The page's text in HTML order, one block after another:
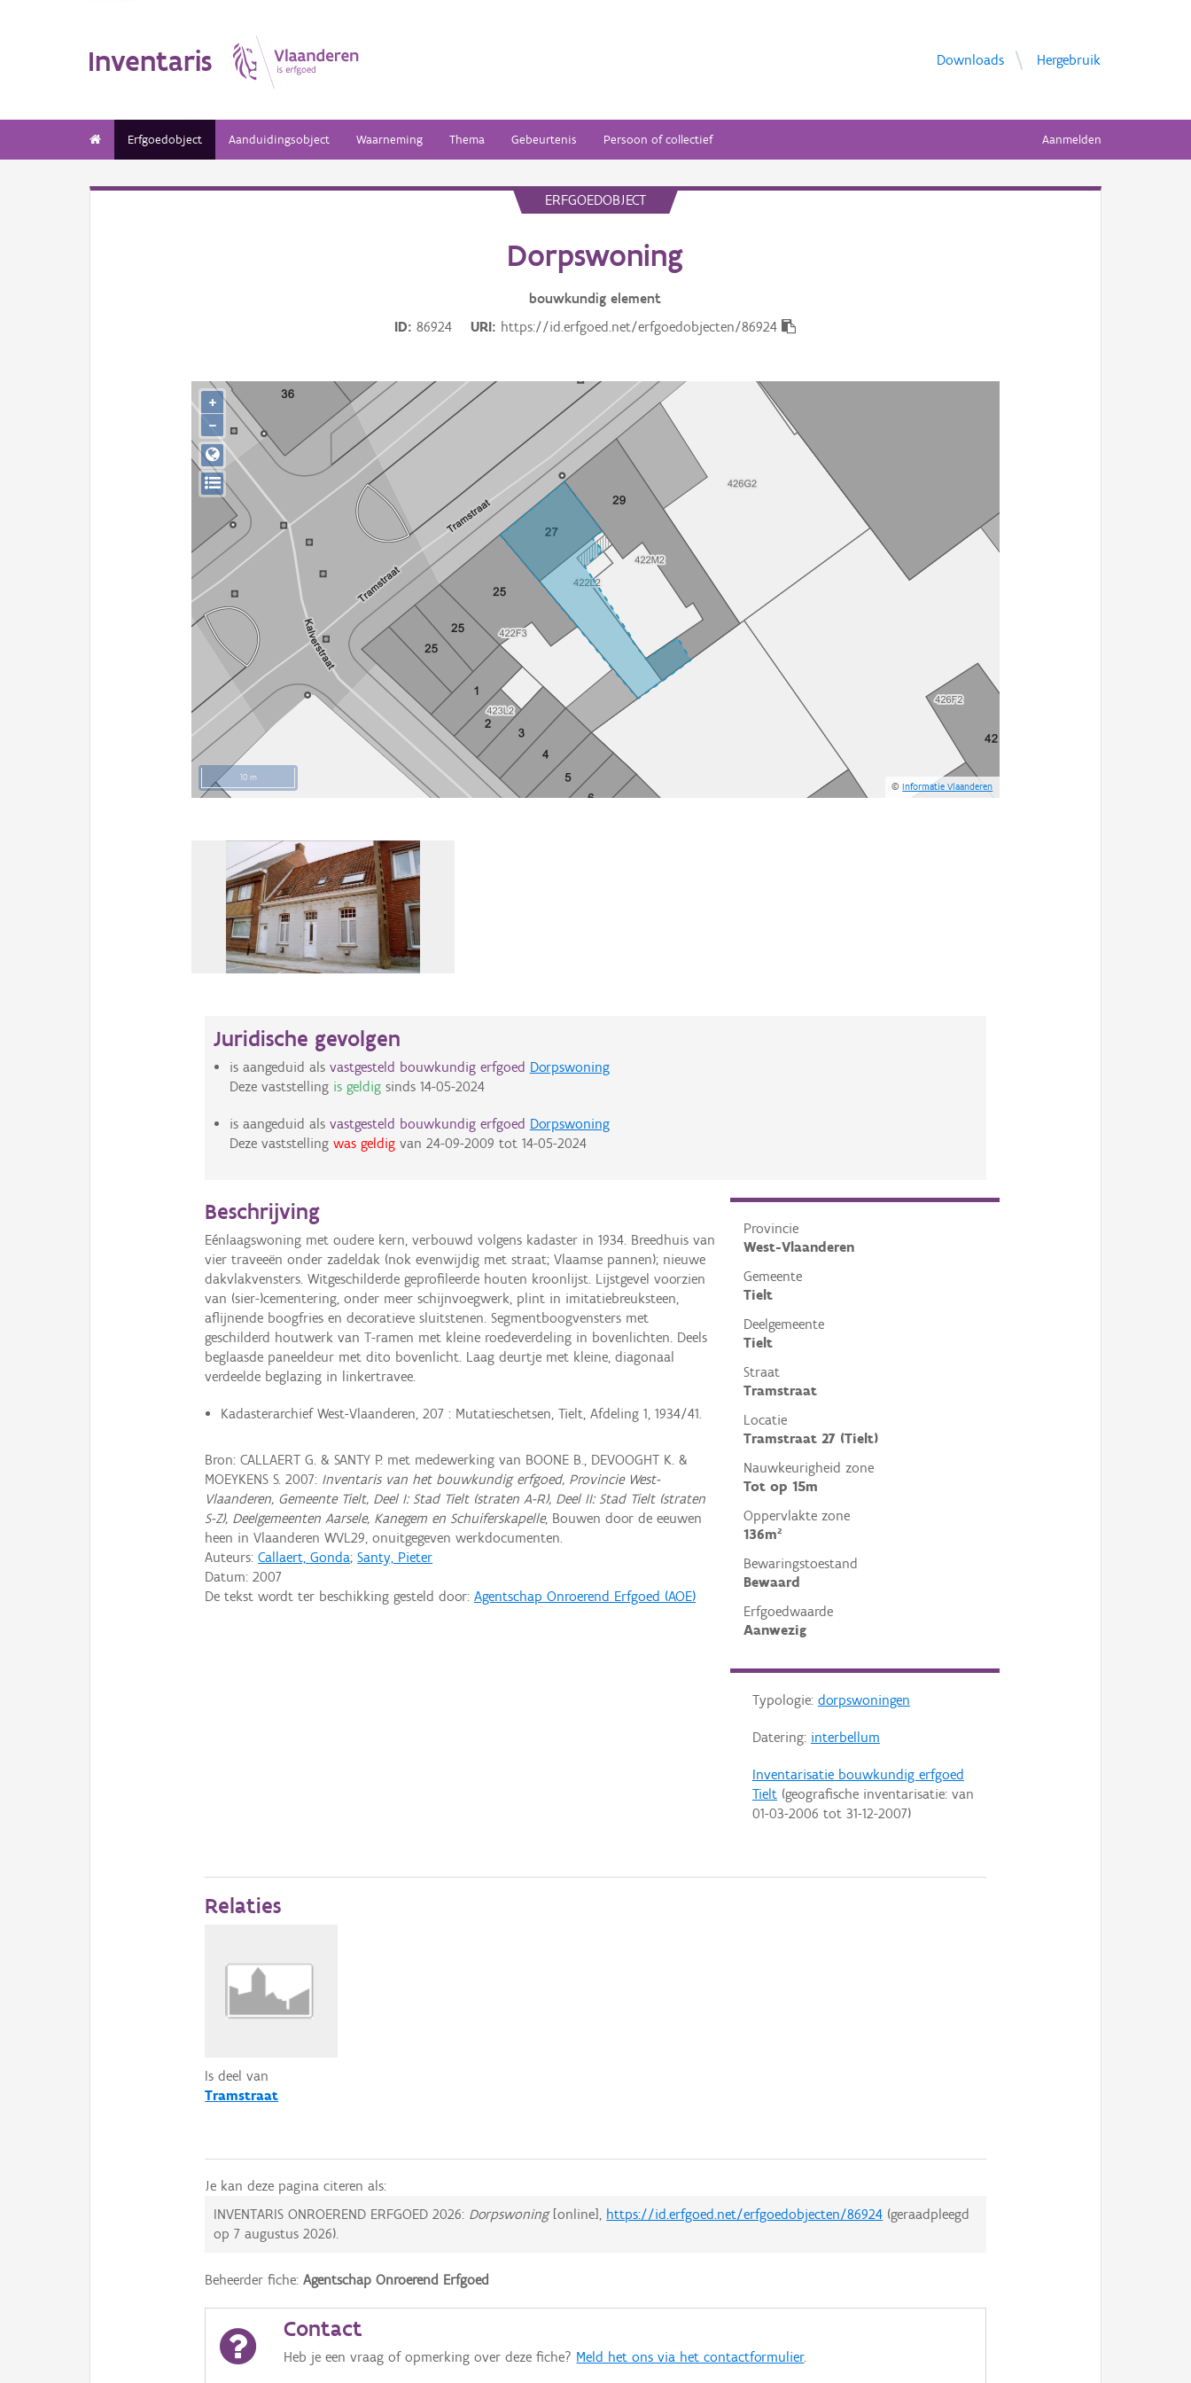
Inventaris Downloads Hergebruik
Erfgoedobject Aanduidingsobject Waarneming Thema Gebeurtenis Persoon of collectief Aanmelden
ERFGOEDOBJECT
Dorpswoning
bouwkundig element
ID
86924 URI https://id.erfgoed.net/erfgoedobjecten/86924
10 m
©Informatie Vlaanderen
+
−
Juridische gevolgen
is aangeduid als vastgesteld bouwkundig erfgoed Dorpswoning
Deze vaststelling is geldigsinds 14-05-2024
is aangeduid als vastgesteld bouwkundig erfgoed Dorpswoning
Deze vaststelling was geldigvan 24-09-2009 tot 14-05-2024
Provincie
West-Vlaanderen
Gemeente
Tielt
Deelgemeente
Tielt
Straat
Tramstraat
Locatie
Tramstraat 27 (Tielt)
Nauwkeurigheid zone
Tot op 15m
Oppervlakte zone
136m²
Bewaringstoestand
Bewaard
Erfgoedwaarde
Aanwezig
Typologie: dorpswoningen
Datering: interbellum
Inventarisatie bouwkundig erfgoed
Tielt(geografische inventarisatie: van
01-03-2006 tot 31-12-2007)
Beschrijving
Eénlaagswoning met oudere kern, verbouwd volgens kadaster in 1934. Breedhuis van
vier traveeën onder zadeldak (nok evenwijdig met straat; Vlaamse pannen); nieuwe
dakvlakvensters. Witgeschilderde geprofileerde houten kroonlijst. Lijstgevel voorzien
van (sier-)cementering, onder meer schijnvoegwerk, plint in imitatiebreuksteen,
aflijnende boogfries en decoratieve sluitstenen. Segmentboogvensters met
geschilderd houtwerk van T-ramen met kleine roedeverdeling in bovenlichten. Deels
beglaasde paneeldeur met dito bovenlicht. Laag deurtje met kleine, diagonaal
verdeelde beglazing in linkertravee.
Kadasterarchief West-Vlaanderen, 207 : Mutatieschetsen, Tielt, Afdeling 1, 1934/41.
Bron: CALLAERT G. & SANTY P. met medewerking van BOONE B., DEVOOGHT K. &
MOEYKENS S. 2007: Inventaris van het bouwkundig erfgoed, Provincie West-
Vlaanderen, Gemeente Tielt, Deel I: Stad Tielt (straten A-R), Deel II: Stad Tielt (straten
S-Z), Deelgemeenten Aarsele, Kanegem en Schuiferskapelle, Bouwen door de eeuwen
heen in Vlaanderen WVL29, onuitgegeven werkdocumenten.
Auteurs:Callaert, Gonda;Santy, Pieter
Datum:2007
De tekst wordt ter beschikking gesteld door:Agentschap Onroerend Erfgoed (AOE)
Relaties
Is deel van
Tramstraat
Je kan deze pagina citeren als:
INVENTARIS ONROEREND ERFGOED 2026: Dorpswoning[online], https://id.erfgoed.net/erfgoedobjecten/86924 (geraadpleegd
op7 augustus 2026).
Beheerder fiche:Agentschap Onroerend Erfgoed
Contact
Heb je een vraag of opmerking over deze fiche? Meld het ons via het contactformulier.